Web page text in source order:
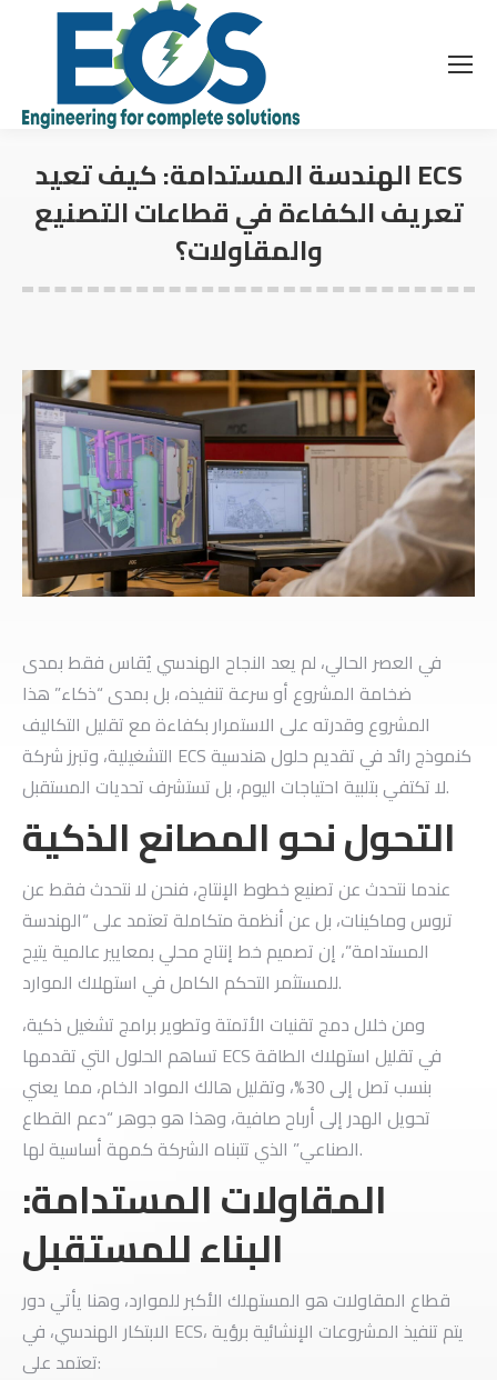
الهندسة المستدامة: كيف تعيد ECS
تعريف الكفاءة في قطاعات التصنيع
والمقاولات؟
​في العصر الحالي، لم يعد النجاح الهندسي يُقاس فقط بمدى
ضخامة المشروع أو سرعة تنفيذه، بل بمدى “ذكاء” هذا
المشروع وقدرته على الاستمرار بكفاءة مع تقليل التكاليف
التشغيلية، وتبرز شركة ECS كنموذج رائد في تقديم حلول هندسية
لا تكتفي بتلبية احتياجات اليوم، بل تستشرف تحديات المستقبل.
​عندما نتحدث عن تصنيع خطوط الإنتاج، فنحن لا نتحدث فقط عن
تروس وماكينات، بل عن أنظمة متكاملة تعتمد على “الهندسة
المستدامة”، إن تصميم خط إنتاج محلي بمعايير عالمية يتيح
للمستثمر التحكم الكامل في استهلاك الموارد.
ومن خلال دمج تقنيات الأتمتة وتطوير برامج تشغيل ذكية،
تساهم الحلول التي تقدمها ECS في تقليل استهلاك الطاقة
بنسب تصل إلى 30%، وتقليل هالك المواد الخام، مما يعني
تحويل الهدر إلى أرباح صافية، وهذا هو جوهر “دعم القطاع
الصناعي” الذي تتبناه الشركة كمهة أساسية لها.
​المقاولات المستدامة:
البناء للمستقبل
​قطاع المقاولات هو المستهلك الأكبر للموارد، وهنا يأتي دور
الابتكار الهندسي، في ECS، يتم تنفيذ المشروعات الإنشائية برؤية
تعتمد على: